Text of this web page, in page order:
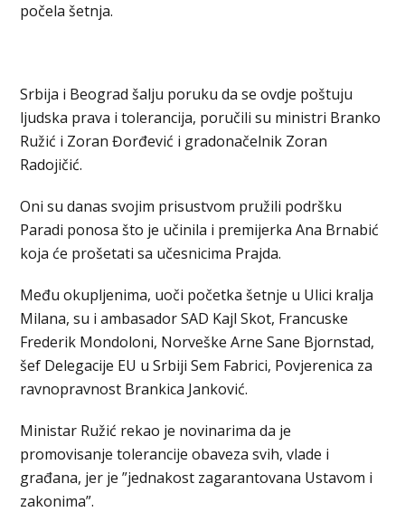
počela šetnja.
Srbija i Beograd šalju poruku da se ovdje poštuju
ljudska prava i tolerancija, poručili su ministri Branko
Ružić i Zoran Đorđević i gradonačelnik Zoran
Radojičić.
Oni su danas svojim prisustvom pružili podršku
Paradi ponosa što je učinila i premijerka Ana Brnabić
koja će prošetati sa učesnicima Prajda.
Među okupljenima, uoči početka šetnje u Ulici kralja
Milana, su i ambasador SAD Kajl Skot, Francuske
Frederik Mondoloni, Norveške Arne Sane Bjornstad,
šef Delegacije EU u Srbiji Sem Fabrici, Povjerenica za
ravnopravnost Brankica Janković.
Ministar Ružić rekao je novinarima da je
promovisanje tolerancije obaveza svih, vlade i
građana, jer je ”jednakost zagarantovana Ustavom i
zakonima”.